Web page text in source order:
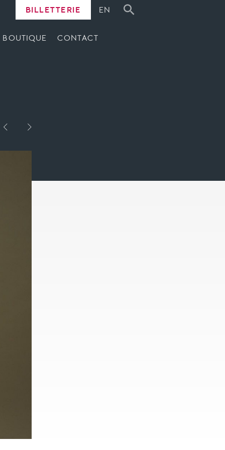
BOUTIQUE CONTACT
BILLETTERIE EN